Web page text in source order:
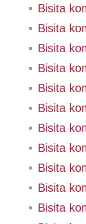
Bisita
Bisita
Bisita
Bisita
Bisita
Bisita
Bisita
Bisita
Bisita
Bisita
Bisita